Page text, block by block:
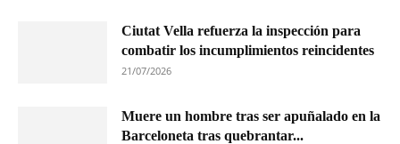
Ciutat Vella refuerza la inspección para
combatir los incumplimientos reincidentes
21/07/2026
Muere un hombre tras ser apuñalado en la
Barceloneta tras quebrantar...